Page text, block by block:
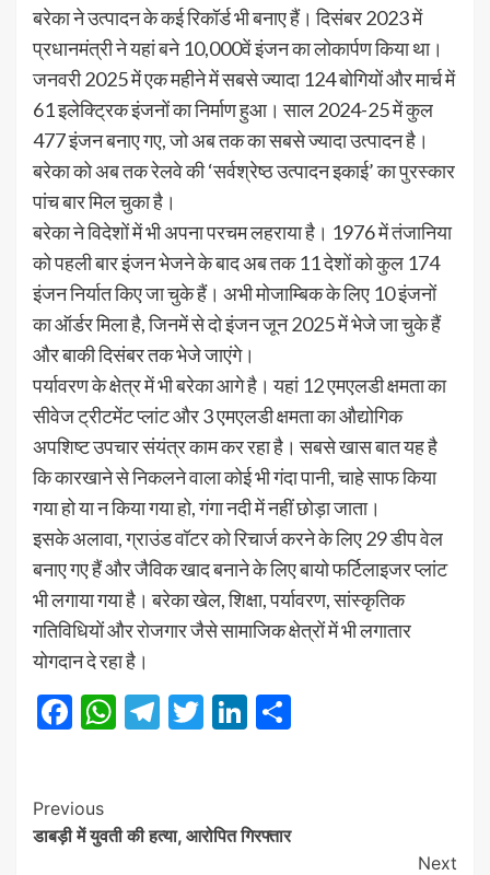
बरेका ने उत्पादन के कई रिकॉर्ड भी बनाए हैं। दिसंबर 2023 में
प्रधानमंत्री ने यहां बने 10,000वें इंजन का लोकार्पण किया था।
जनवरी 2025 में एक महीने में सबसे ज्यादा 124 बोगियों और मार्च में
61 इलेक्ट्रिक इंजनों का निर्माण हुआ। साल 2024-25 में कुल
477 इंजन बनाए गए, जो अब तक का सबसे ज्यादा उत्पादन है।
बरेका को अब तक रेलवे की ‘सर्वश्रेष्ठ उत्पादन इकाई’ का पुरस्कार
पांच बार मिल चुका है।
बरेका ने विदेशों में भी अपना परचम लहराया है। 1976 में तंजानिया
को पहली बार इंजन भेजने के बाद अब तक 11 देशों को कुल 174
इंजन निर्यात किए जा चुके हैं। अभी मोजाम्बिक के लिए 10 इंजनों
का ऑर्डर मिला है, जिनमें से दो इंजन जून 2025 में भेजे जा चुके हैं
और बाकी दिसंबर तक भेजे जाएंगे।
पर्यावरण के क्षेत्र में भी बरेका आगे है। यहां 12 एमएलडी क्षमता का
सीवेज ट्रीटमेंट प्लांट और 3 एमएलडी क्षमता का औद्योगिक
अपशिष्ट उपचार संयंत्र काम कर रहा है। सबसे खास बात यह है
कि कारखाने से निकलने वाला कोई भी गंदा पानी, चाहे साफ किया
गया हो या न किया गया हो, गंगा नदी में नहीं छोड़ा जाता।
इसके अलावा, ग्राउंड वॉटर को रिचार्ज करने के लिए 29 डीप वेल
बनाए गए हैं और जैविक खाद बनाने के लिए बायो फर्टिलाइजर प्लांट
भी लगाया गया है। बरेका खेल, शिक्षा, पर्यावरण, सांस्कृतिक
गतिविधियों और रोजगार जैसे सामाजिक क्षेत्रों में भी लगातार
योगदान दे रहा है।
Facebook
WhatsApp
Telegram
TwitterLinkedIn
Post
Navigation
Previous
डाबड़ी में युवती की हत्या, आरोपित गिरफ्तार
Next